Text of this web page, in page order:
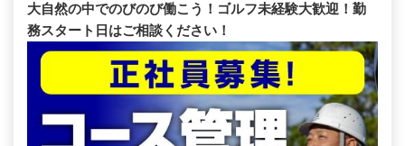
大自然の中でのびのび働こう！ゴルフ未経験大歓迎！勤
務スタート日はご相談ください！